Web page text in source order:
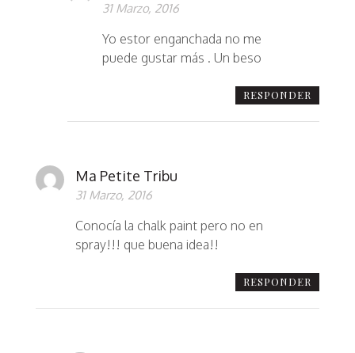
31 Marzo, 2016
Yo estor enganchada no me
puede gustar más . Un beso
RESPONDER
Ma Petite Tribu
31 Marzo, 2016
Conocía la chalk paint pero no en
spray!!! que buena idea!!
RESPONDER